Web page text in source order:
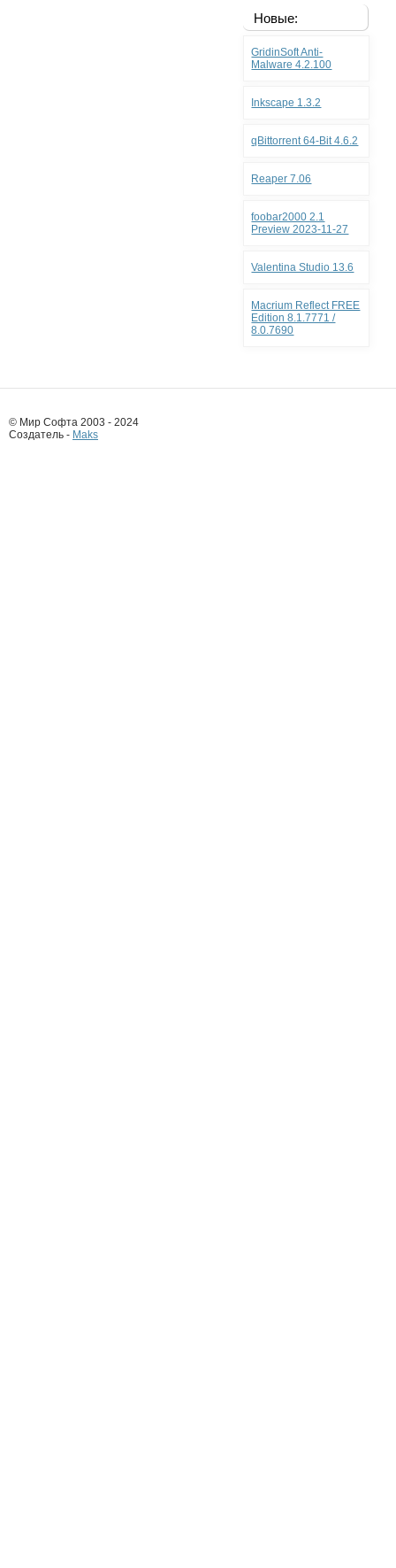
Новые:
GridinSoft Anti-
Malware 4.2.100
Inkscape 1.3.2
qBittorrent 64-Bit 4.6.2
Reaper 7.06
foobar2000 2.1
Preview 2023-11-27
Valentina Studio 13.6
Macrium Reflect FREE
Edition 8.1.7771 /
8.0.7690
© Мир Софта 2003 - 2024
Создатель - Maks